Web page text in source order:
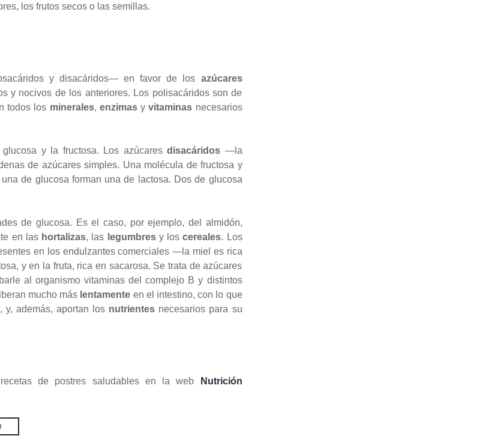
los frutos secos o las semillas.
y disacáridos— en favor de los azúcares
y nocivos de los anteriores. Los polisacáridos son de
todos los minerales, enzimasyvitaminas necesarios
y la fructosa. Los azúcaresdisacáridos —la
de azúcares simples. Una molécula de fructosa y
de glucosa forman una de lactosa. Dos de glucosa
de glucosa. Es el caso, por ejemplo, del almidón,
en las hortalizas, las legumbres y loscereales. Los
en los endulzantes comerciales —la miel es rica
y en la fruta, rica en sacarosa. Se trata de azúcares
al organismo vitaminas del complejo B y distintos
mucho más lentamente en el intestino, con lo que
y, además, aportan los nutrientes necesarios para su
de postres saludables en la web
Nutrición